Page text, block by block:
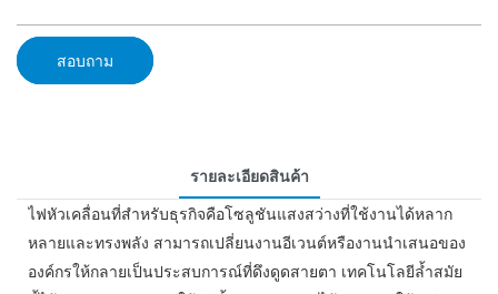
สอบถาม
รายละเอียดสินค้า
ไฟหัวเคลื่อนที่สำหรับธุรกิจคือโซลูชันแสงสว่างที่ใช้งานได้หลาก
หลายและทรงพลัง สามารถเปลี่ยนงานอีเวนต์หรืองานนำเสนอของ
องค์กรให้กลายเป็นประสบการณ์ที่ดึงดูดสายตา เทคโนโลยีล้ำสมัย